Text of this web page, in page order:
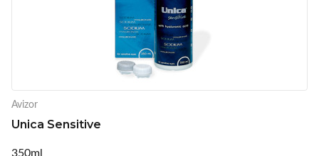
Avizor
Unica Sensitive
350ml